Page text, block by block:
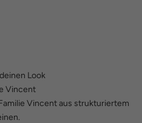
Look
Vincent
Vincent aus strukturiertem